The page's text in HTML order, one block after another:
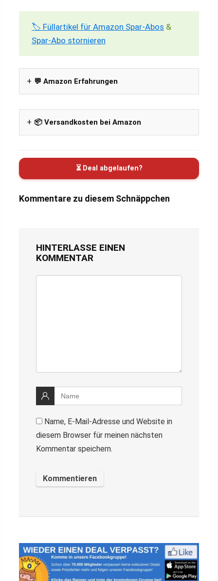
🏷️ Füllartikel für Amazon Spar-Abos &
Spar-Abo stornieren
💬 Amazon Erfahrungen
📦 Versandkosten bei Amazon
⏳ Deal abgelaufen?
Kommentare zu diesem Schnäppchen
HINTERLASSE EINEN
KOMMENTAR
Name, E-Mail-Adresse und Website in
diesem Browser für meinen nächsten
Kommentar speichern.